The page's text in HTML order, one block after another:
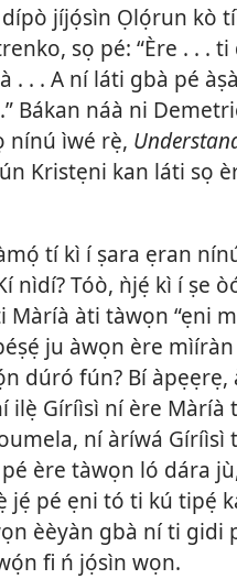
jíjọ́sìn Ọlọ́run kò
sọ pé: “Ère . . .
. . . A ní láti gbà pé
Bákan náà ni
nínú ìwé rẹ̀,
Kristẹni kan láti sọ
tí kì í ṣara ẹran
nìdí? Tóò, ǹjẹ́ kì í ṣe
àti tàwọn “ẹni
ju àwọn ère
dúró fún? Bí
Gíríìsì ní ère Màríà
ní àríwá Gíríìsì
ère tàwọn ló dára
pé ẹni tó ti kú tipẹ́
èèyàn gbà ní ti gidi
fi ń jọ́sìn wọn.